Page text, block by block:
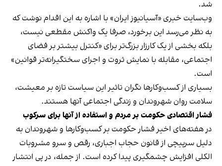
شد.
وب‌سایت خبری «آسیانیوز ایران» با اشاره به این اقدام نوشت که
به نظر می‌رسد این برخورد، صرفا یک واکنش مقطعی نیست،
بلکه بخشی از یک کارزار بزرگ‌تر برای «کنترل بیشتر بر فضای
اجتماعی، مقابله با نمایش ثروت و اجرای سختگیرانه‌تر قوانین»
است.
بسیاری از کسب‌وکارها نگران تاثیر این سیاست‌ تازه بر معیشت،
سلامت روان شهروندان و زندگی اجتماعی آنها هستند.
فشار اقتصادی حکومت بر مردم و استفاده از آنها برای سرکوب
در هفته‌های اخیر فشار حکومت بر کسب‌وکارها و شهروندان به
دلیل سرپیچی از قانون حجاب اجباری، رقص و سرو مشروبات
الکلی افزایش چشمگیری پیدا کرده است. از جمله، در پی انتشار